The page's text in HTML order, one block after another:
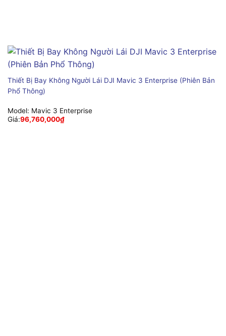
Thiết Bị Bay Không Người Lái DJI Mavic 3 Enterprise (Phiên Bản
Phổ Thông)
Model: Mavic 3 Enterprise
Giá:96,760,000₫